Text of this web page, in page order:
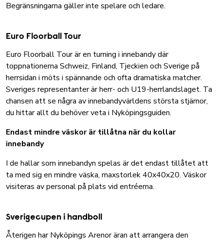
Begränsningarna gäller inte spelare och ledare.
Euro Floorball Tour
Euro Floorball Tour är en turning i innebandy där
toppnationerna Schweiz, Finland, Tjeckien och Sverige på
herrsidan i möts i spännande och ofta dramatiska matcher.
Sveriges representanter är herr- och U19-herrlandslaget. Ta
chansen att se några av innebandyvärldens största stjärnor,
du hittar allt du behöver veta i Nyköpingsguiden.
Endast mindre väskor är tillåtna när du kollar
innebandy
I de hallar som innebandyn spelas är det endast tillåtet att
ta med sig en mindre väska, maxstorlek 40x40x20. Väskor
visiteras av personal på plats vid entréerna.
Sverigecupen i handboll
Återigen har Nyköpings Arenor äran att arrangera den